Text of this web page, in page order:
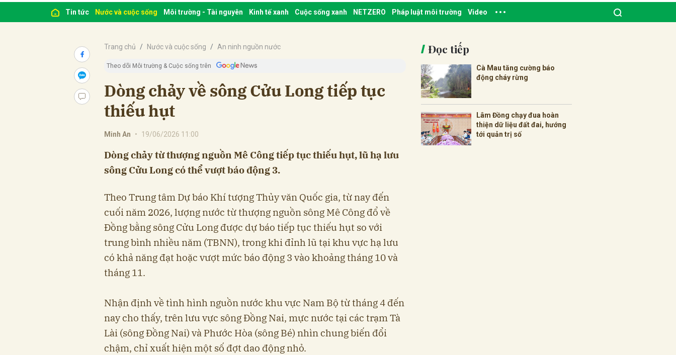
Tin tức Nước và cuộc sống Môi trường - Tài nguyên Kinh tế xanh Cuộc sống xanh NETZERO Pháp luật môi trường Video
Trang chủ Nước và cuộc sống An ninh nguồn nước
Theo dõi Môi trường & Cuộc sống trên
Dòng chảy về sông Cửu Long tiếp tục
thiếu hụt
Minh An • 19/06/2026 11:00
Dòng chảy từ thượng nguồn Mê Công tiếp tục thiếu hụt, lũ hạ lưu
sông Cửu Long có thể vượt báo động 3.
Theo Trung tâm Dự báo Khí tượng Thủy văn Quốc gia, từ nay đến
cuối năm 2026, lượng nước từ thượng nguồn sông Mê Công đổ về
Đồng bằng sông Cửu Long được dự báo tiếp tục thiếu hụt so với
trung bình nhiều năm (TBNN), trong khi đỉnh lũ tại khu vực hạ lưu
có khả năng đạt hoặc vượt mức báo động 3 vào khoảng tháng 10 và
tháng 11.
Nhận định về tình hình nguồn nước khu vực Nam Bộ từ tháng 4 đến
nay cho thấy, trên lưu vực sông Đồng Nai, mực nước tại các trạm Tà
Lài (sông Đồng Nai) và Phước Hòa (sông Bé) nhìn chung biến đổi
chậm, chỉ xuất hiện một số đợt dao động nhỏ.
Đọc tiếp
Cà Mau tăng cường báo
động cháy rừng
Lâm Đồng chạy đua hoàn
thiện dữ liệu đất đai, hướng
tới quản trị số